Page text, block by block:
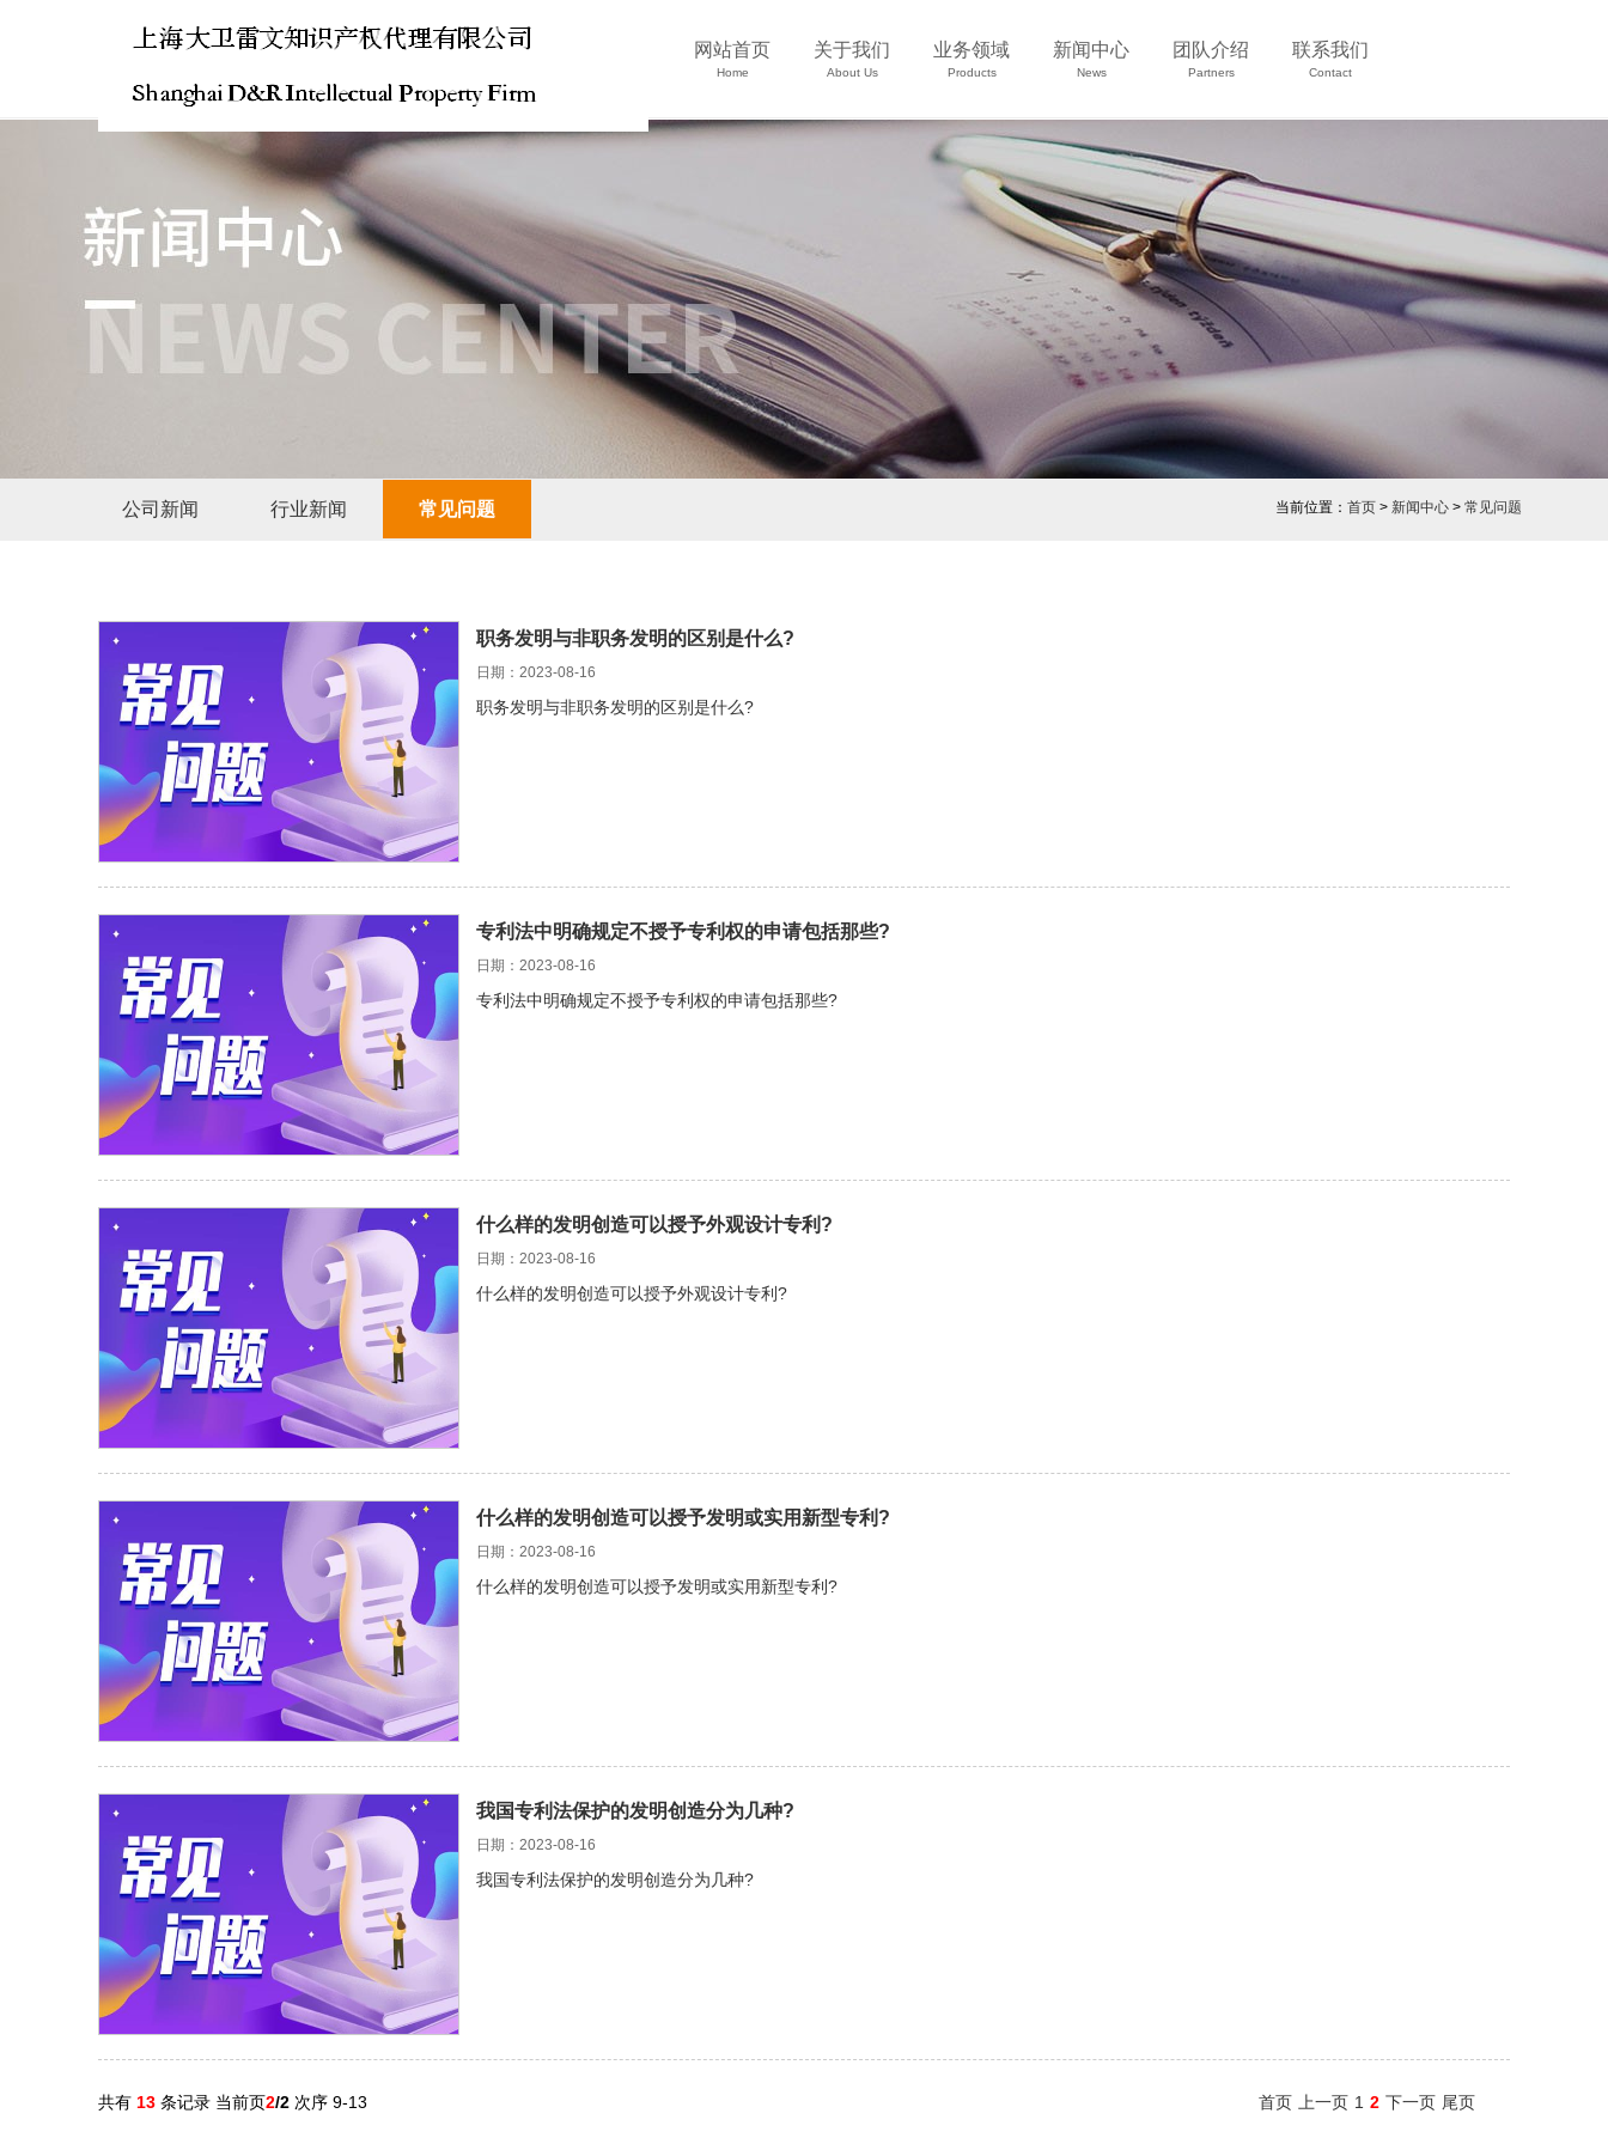
网站首页
Home
关于我们
About Us
业务领域
Products
新闻中心
News
团队介绍
Partners
联系我们
Contact
公司新闻 行业新闻 常见问题 当前位置： 首页 > 新闻中心 > 常见问题
职务发明与非职务发明的区别是什么?
日期：2023-08-16
职务发明与非职务发明的区别是什么?
专利法中明确规定不授予专利权的申请包括那些?
日期：2023-08-16
专利法中明确规定不授予专利权的申请包括那些?
什么样的发明创造可以授予外观设计专利?
日期：2023-08-16
什么样的发明创造可以授予外观设计专利?
什么样的发明创造可以授予发明或实用新型专利?
日期：2023-08-16
什么样的发明创造可以授予发明或实用新型专利?
我国专利法保护的发明创造分为几种?
日期：2023-08-16
我国专利法保护的发明创造分为几种?
共有 13 条记录 当前页2/2 次序 9-13 首页 上一页 1 2 下一页 尾页